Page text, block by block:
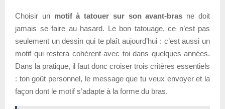
Choisir un motif à tatouer sur son avant-bras ne doit
jamais se faire au hasard. Le bon tatouage, ce n’est pas
seulement un dessin qui te plaît aujourd’hui : c’est aussi un
motif qui restera cohérent avec toi dans quelques années.
Dans la pratique, il faut donc croiser trois critères essentiels
: ton goût personnel, le message que tu veux envoyer et la
façon dont le motif s’adapte à la forme du bras.